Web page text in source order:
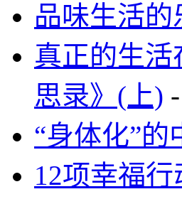
品味生活的
真正的生
思录》(上)
“身体化”的
12项幸福行